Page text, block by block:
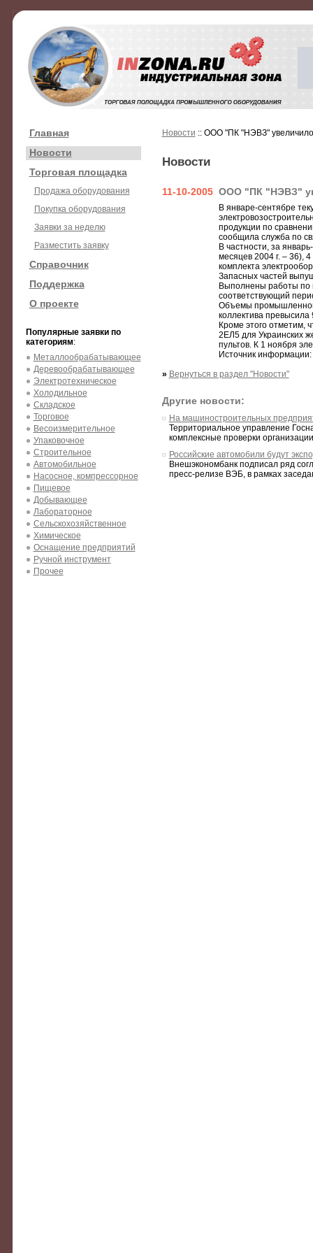
Главная
Новости
Торговая площадка
Продажа оборудования
Покупка оборудования
Заявки за неделю
Разместить заявку
Справочник
Поддержка
О проекте
Популярные заявки по
категориям:
Металлообрабатывающее
Деревообрабатывающее
Электротехническое
Холодильное
Складское
Торговое
Весоизмерительное
Упаковочное
Строительное
Автомобильное
Насосное, компрессорное
Пищевое
Добывающее
Лабораторное
Сельскохозяйственное
Химическое
Оснащение предприятий
Ручной инструмент
Прочее
Новости :: ООО "ПК "НЭВЗ" увеличило
Новости
11-10-2005 ООО "ПК "НЭВЗ"
В январе-сентябре
продукции по
сообщила служба по
В частности, за
месяцев 2004 г. – 36),
комплекта
Запасных частей
Выполнены работы по
соответствующий
Объемы
коллектива превысила
Кроме этого отметим,
2ЕЛ5 для Украинских
пультов. К 1 ноября
Источник
» Вернуться в раздел "Новости"
Другие новости:
На машиностроительных
Территориальное управление
комплексные проверки
Российские автомобили будут
Внешэкономбанк подписал ряд
пресс-релизе ВЭБ, в рамках